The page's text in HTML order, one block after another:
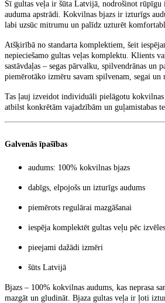
Šī gultas veļa ir šūta Latvijā , nodrošinot
auduma apstrādi. Kokvilnas bjazs ir izturīgs
labi uzsūc mitrumu un palīdz uzturēt
Atšķirībā no standarta komplektiem, šeit
nepieciešamo gultas veļas komplektu . Klients
sastāvdaļas – segas pārvalku, spilvendrānas un
piemērotāko izmēru savam spilvenam, segai un
Tas ļauj izveidot individuāli pielāgotu
atbilst konkrētām vajadzībām un guļamistabas
Galvenās īpašības
audums: 100% kokvilnas bjazs
dabīgs, elpojošs un izturīgs audums
piemērots regulārai mazgāšanai
iespēja komplektēt gultas veļu pēc izvēles
pieejami dažādi izmēri
šūts Latvijā
Bjazs – 100% kokvilnas audums, kas neprasa
mazgāt un gludināt. Bjaza gultas veļa ir ļoti